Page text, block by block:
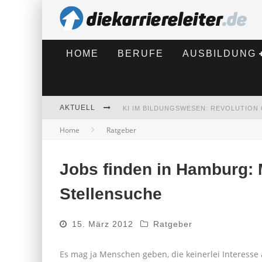
HOME BERUFE AUSBILDUNG
AKTUELL
BEWERBEN 2026: WAS SICH
Home Ratgeber
Jobs finden in Hamburg:
Stellensuche
15. März 2012 Ratgeber
Es mag ja Menschen geben, die keinerlei